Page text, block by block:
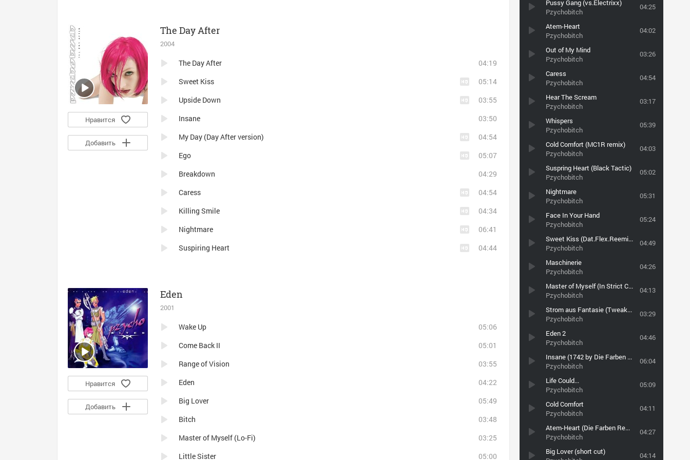
Pussy Gang (vs.Electrixx)
Pzychobitch
04:25
Atem-Heart
Pzychobitch
04:02
Out of My Mind
Pzychobitch
03:26
Caress
Pzychobitch
04:54
Hear The Scream
Pzychobitch
03:17
Whispers
Pzychobitch
05:39
Cold Comfort (MC1R remix)
Pzychobitch
04:03
Suspring Heart (Black Tactic)
Pzychobitch
05:02
Nightmare
Pzychobitch
05:31
Face In Your Hand
Pzychobitch
05:24
Sweet Kiss (Dat.Flex.Reemiqs)
Pzychobitch
04:49
Maschinerie
Pzychobitch
04:26
Master of Myself (In Strict Confidence mix)
Pzychobitch
04:13
Strom aus Fantasie (Tweaker Ray remix)
Pzychobitch
03:29
Eden 2
Pzychobitch
04:46
Insane (1742 by Die Farben vs CBJ)
Pzychobitch
06:04
Life Could...
Pzychobitch
05:09
Cold Comfort
Pzychobitch
04:11
Atem-Heart (Die Farben Remix)
Pzychobitch
04:27
Big Lover (short cut)
04:14
The Day After
2004
Нравится
Добавить
The Day After
04:19
Sweet Kiss
05:14
Upside Down
03:55
Insane
03:50
My Day (Day After version)
04:54
Ego
05:07
Breakdown
04:29
Caress
04:54
Killing Smile
04:34
Nightmare
06:41
Suspiring Heart
04:44
Eden
2001
Нравится
Добавить
Wake Up
05:06
Come Back II
05:01
Range of Vision
03:55
Eden
04:22
Big Lover
05:49
Bitch
03:48
Master of Myself (Lo-Fi)
03:25
Little Sister
05:00